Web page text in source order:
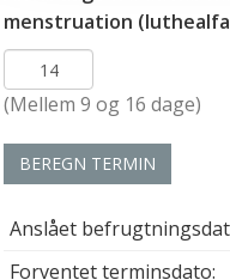
voresprivatlivspolitik
menstruation
(Mellem 9 og 16 dage)
BEREGN TERMIN
Anslået
Forventet terminsdato: